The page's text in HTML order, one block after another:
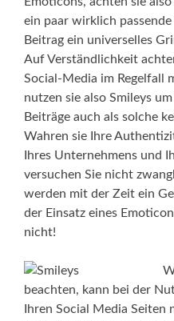
ein paar wirklich
Beitrag ein universelles
Auf Verständlichkeit
Social-Media im Regelfall
nutzen sie also Smileys
Beiträge auch als solche
Wahren sie Ihre
Ihres Unternehmens und
versuchen Sie nicht
werden mit der Zeit ein
der Einsatz eines
nicht!
beachten, kann bei der
Ihren Social Media